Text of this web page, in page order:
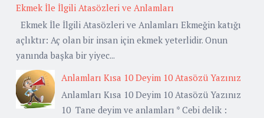
Ekmek İle İlgili Atasözleri ve Anlamları
Ekmek İle İlgili Atasözleri ve Anlamları Ekmeğin katığı
açlıktır: Aç olan bir insan için ekmek yeterlidir. Onun
yanında başka bir yiyec...
Anlamları Kısa 10 Deyim 10 Atasözü Yazınız
Anlamları Kısa 10 Deyim 10 Atasözü Yazınız
10 Tane deyim ve anlamları * Cebi delik :